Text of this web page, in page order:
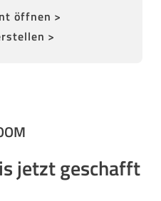
>
>
jetzt geschafft